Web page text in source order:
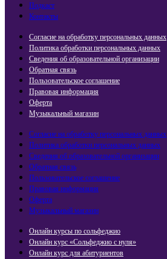
Подкаст
Контакты
Согласие на обработку персональных данных
Политика обработки персональных данных
Сведения об образовательной организации
Обратная связь
Пользовательское соглашение
Правовая информация
Оферта
Музыкальный магазин
Согласие на обработку персональных данных
Политика обработки персональных данных
Сведения об образовательной организации
Обратная связь
Пользовательское соглашение
Правовая информация
Оферта
Музыкальный магазин
Онлайн курсы по сольфеджио
Онлайн курс «Сольфеджио с нуля»
Онлайн курс для абитуриентов